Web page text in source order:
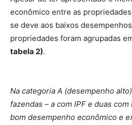
econômico entre as
se deve aos baixos
propriedades foram agrupadas
tabela 2).
Na categoria A (desempenho
fazendas – a com IPF e duas
bom desempenho econômico e